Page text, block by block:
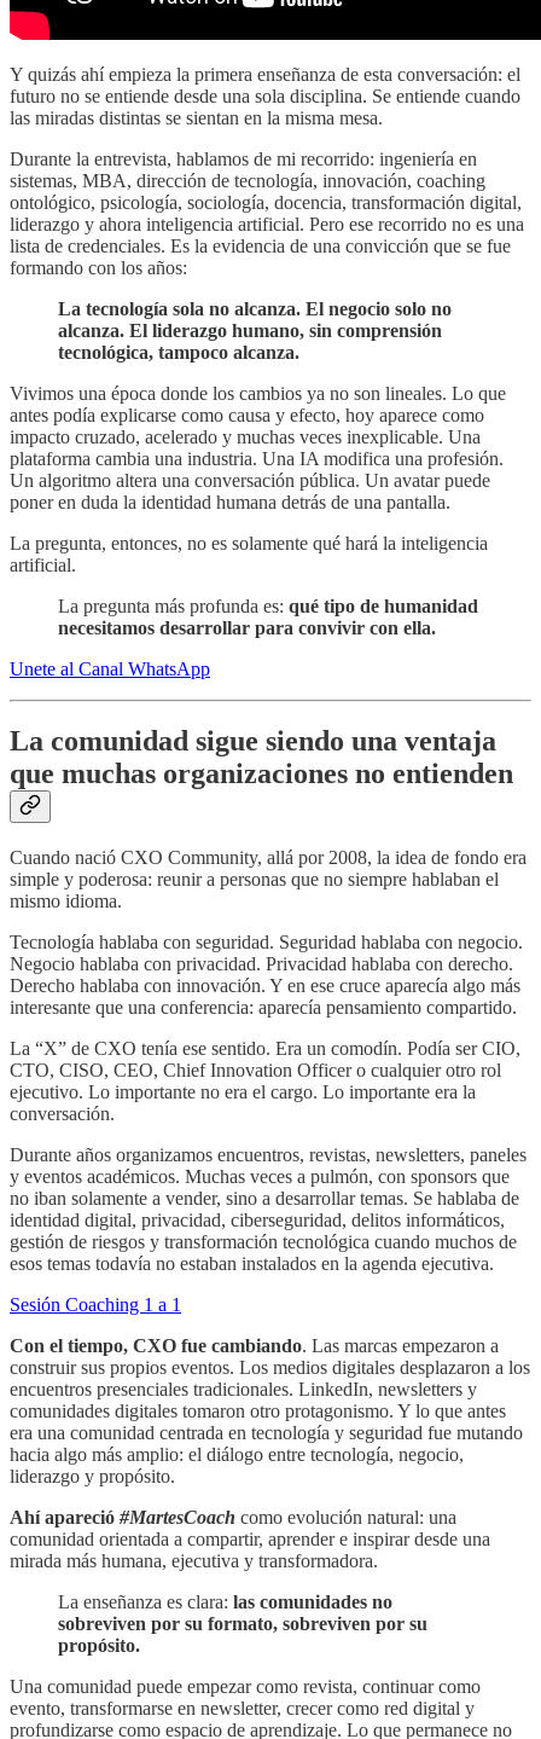
Y quizás ahí empieza la primera enseñanza de esta conversación: el
futuro no se entiende desde una sola disciplina. Se entiende cuando
las miradas distintas se sientan en la misma mesa.
Durante la entrevista, hablamos de mi recorrido: ingeniería en
sistemas, MBA, dirección de tecnología, innovación, coaching
ontológico, psicología, sociología, docencia, transformación digital,
liderazgo y ahora inteligencia artificial. Pero ese recorrido no es una
lista de credenciales. Es la evidencia de una convicción que se fue
formando con los años:
La tecnología sola no alcanza. El negocio solo no
alcanza. El liderazgo humano, sin comprensión
tecnológica, tampoco alcanza.
Vivimos una época donde los cambios ya no son lineales. Lo que
antes podía explicarse como causa y efecto, hoy aparece como
impacto cruzado, acelerado y muchas veces inexplicable. Una
plataforma cambia una industria. Una IA modifica una profesión.
Un algoritmo altera una conversación pública. Un avatar puede
poner en duda la identidad humana detrás de una pantalla.
La pregunta, entonces, no es solamente qué hará la inteligencia
artificial.
La pregunta más profunda es: qué tipo de humanidad
necesitamos desarrollar para convivir con ella.
Unete al Canal WhatsApp
La comunidad sigue siendo una ventaja
que muchas organizaciones no entienden
Cuando nació CXO Community, allá por 2008, la idea de fondo era
simple y poderosa: reunir a personas que no siempre hablaban el
mismo idioma.
Tecnología hablaba con seguridad. Seguridad hablaba con negocio.
Negocio hablaba con privacidad. Privacidad hablaba con derecho.
Derecho hablaba con innovación. Y en ese cruce aparecía algo más
interesante que una conferencia: aparecía pensamiento compartido.
La “X” de CXO tenía ese sentido. Era un comodín. Podía ser CIO,
CTO, CISO, CEO, Chief Innovation Officer o cualquier otro rol
ejecutivo. Lo importante no era el cargo. Lo importante era la
conversación.
Durante años organizamos encuentros, revistas, newsletters, paneles
y eventos académicos. Muchas veces a pulmón, con sponsors que
no iban solamente a vender, sino a desarrollar temas. Se hablaba de
identidad digital, privacidad, ciberseguridad, delitos informáticos,
gestión de riesgos y transformación tecnológica cuando muchos de
esos temas todavía no estaban instalados en la agenda ejecutiva.
Sesión Coaching 1 a 1
Con el tiempo, CXO fue cambiando. Las marcas empezaron a
construir sus propios eventos. Los medios digitales desplazaron a los
encuentros presenciales tradicionales. LinkedIn, newsletters y
comunidades digitales tomaron otro protagonismo. Y lo que antes
era una comunidad centrada en tecnología y seguridad fue mutando
hacia algo más amplio: el diálogo entre tecnología, negocio,
liderazgo y propósito.
Ahí apareció #MartesCoach como evolución natural: una
comunidad orientada a compartir, aprender e inspirar desde una
mirada más humana, ejecutiva y transformadora.
La enseñanza es clara: las comunidades no
sobreviven por su formato, sobreviven por su
propósito.
Una comunidad puede empezar como revista, continuar como
evento, transformarse en newsletter, crecer como red digital y
profundizarse como espacio de aprendizaje. Lo que permanece no